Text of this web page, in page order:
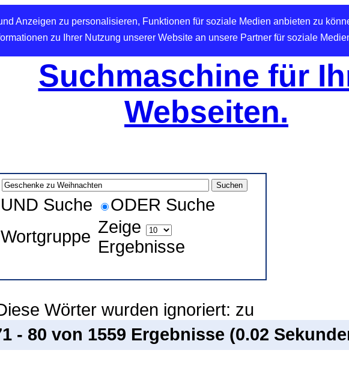
Anzeigen zu personalisieren, Funktionen für soziale Medien anbieten zu
zu Ihrer Nutzung unserer Website an unsere Partner für soziale
Suchmaschine für
Webseiten.
UND Suche
ODER Suche
Wortgruppe Zeige
Ergebnisse
Wörter wurden ignoriert: zu
- 80 von 1559 Ergebnisse (0.02